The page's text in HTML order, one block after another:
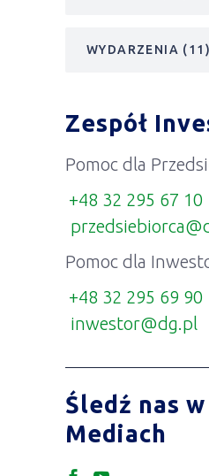
WYDARZENIA (11)
Zespół
Pomoc dla
+48 32 295 67 10
Pomoc dla
+48 32 295 69 90
inwestor@dg.pl
Śledź nas
Mediach